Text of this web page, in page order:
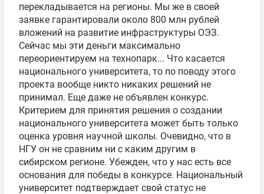
перекладывается на регионы. Мы же в своей
заявке гарантировали около 800 млн рублей
вложений на развитие инфраструктуры ОЭЗ.
Сейчас мы эти деньги максимально
переориентируем на технопарк... Что касается
национального университета, то по поводу этого
проекта вообще никто никаких решений не
принимал. Еще даже не объявлен конкурс.
Критерием для принятия решения о создании
национального университета может быть только
оценка уровня научной школы. Очевидно, что в
НГУ он не сравним ни с каким другим в
сибирском регионе. Убежден, что у нас есть все
основания для победы в конкурсе. Национальный
университет подтверждает свой статус не